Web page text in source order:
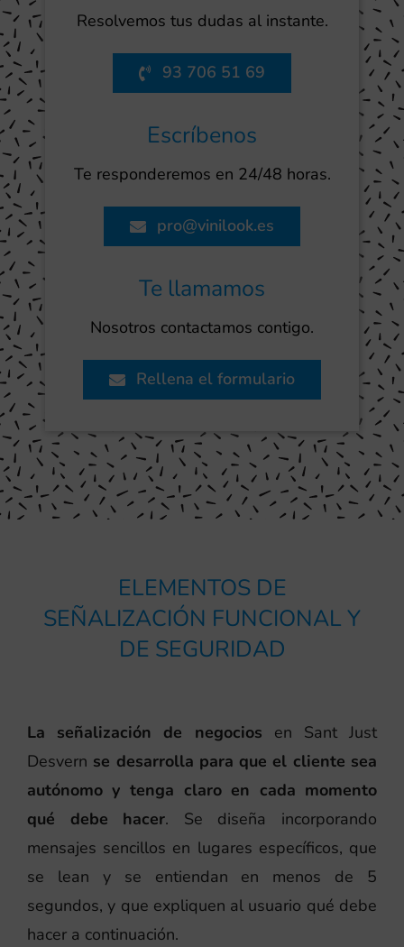
Resolvemos tus dudas al instante.
93 706 51 69
Escríbenos
Te responderemos en 24/48 horas.
pro@vinilook.es
Te llamamos
Nosotros contactamos contigo.
Rellena el formulario
ELEMENTOS DE
SEÑALIZACIÓN FUNCIONAL Y
DE SEGURIDAD
La señalización de negocios en Sant Just
Desvern se desarrolla para que el cliente sea
autónomo y tenga claro en cada momento
qué debe hacer. Se diseña incorporando
mensajes sencillos en lugares específicos, que
se lean y se entiendan en menos de 5
segundos, y que expliquen al usuario qué debe
hacer a continuación.